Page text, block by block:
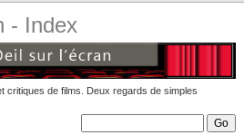
- Index
critiques de films. Deux regards de simples